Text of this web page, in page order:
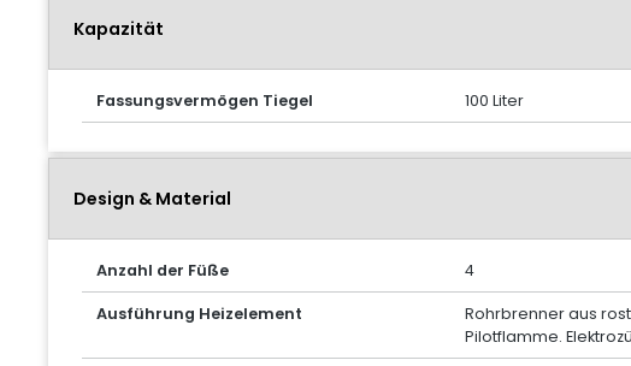
Kapazität
Fassungsvermögen Tiegel 100 Liter
Design & Material
Anzahl der Füße 4
Ausführung Heizelement
Rohrbrenner aus
Pilotflamme.